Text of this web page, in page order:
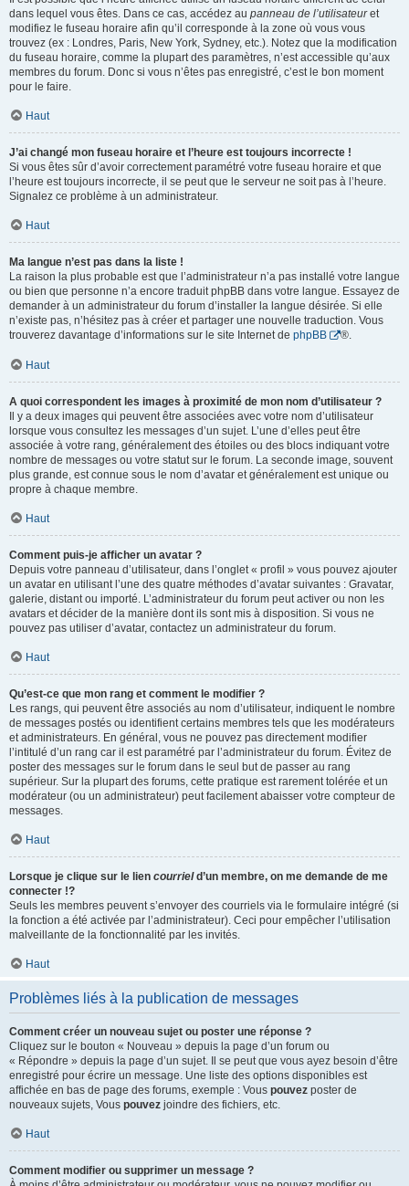
dans lequel vous êtes. Dans ce cas, accédez au panneau de l’utilisateuret
modifiez le fuseau horaire afin qu’il corresponde à la zone où vous vous
trouvez (ex : Londres, Paris, New York, Sydney, etc.). Notez que la modification
du fuseau horaire, comme la plupart des paramètres, n’est accessible qu’aux
membres du forum. Donc si vous n’êtes pas enregistré, c’est le bon moment
pour le faire.
Haut
J’ai changé mon fuseau horaire et l’heure est toujours incorrecte !
Si vous êtes sûr d’avoir correctement paramétré votre fuseau horaire et que
l’heure est toujours incorrecte, il se peut que le serveur ne soit pas à l’heure.
Signalez ce problème à un administrateur.
Haut
Ma langue n’est pas dans la liste !
La raison la plus probable est que l’administrateur n’a pas installé votre langue
ou bien que personne n’a encore traduit phpBB dans votre langue. Essayez de
demander à un administrateur du forum d’installer la langue désirée. Si elle
n’existe pas, n’hésitez pas à créer et partager une nouvelle traduction. Vous
trouverez davantage d’informations sur le site Internet de phpBB ®.
Haut
A quoi correspondent les images à proximité de mon nom d’utilisateur ?
Il y a deux images qui peuvent être associées avec votre nom d’utilisateur
lorsque vous consultez les messages d’un sujet. L’une d’elles peut être
associée à votre rang, généralement des étoiles ou des blocs indiquant votre
nombre de messages ou votre statut sur le forum. La seconde image, souvent
plus grande, est connue sous le nom d’avatar et généralement est unique ou
propre à chaque membre.
Haut
Comment puis-je afficher un avatar ?
Depuis votre panneau d’utilisateur, dans l’onglet « profil » vous pouvez ajouter
un avatar en utilisant l’une des quatre méthodes d’avatar suivantes : Gravatar,
galerie, distant ou importé. L’administrateur du forum peut activer ou non les
avatars et décider de la manière dont ils sont mis à disposition. Si vous ne
pouvez pas utiliser d’avatar, contactez un administrateur du forum.
Haut
Qu’est-ce que mon rang et comment le modifier ?
Les rangs, qui peuvent être associés au nom d’utilisateur, indiquent le nombre
de messages postés ou identifient certains membres tels que les modérateurs
et administrateurs. En général, vous ne pouvez pas directement modifier
l’intitulé d’un rang car il est paramétré par l’administrateur du forum. Évitez de
poster des messages sur le forum dans le seul but de passer au rang
supérieur. Sur la plupart des forums, cette pratique est rarement tolérée et un
modérateur (ou un administrateur) peut facilement abaisser votre compteur de
messages.
Haut
Lorsque je clique sur le lien courrield’un membre, on me demande de me
connecter !?
Seuls les membres peuvent s’envoyer des courriels via le formulaire intégré (si
la fonction a été activée par l’administrateur). Ceci pour empêcher l’utilisation
malveillante de la fonctionnalité par les invités.
Haut
Problèmes liés à la publication de messages
Comment créer un nouveau sujet ou poster une réponse ?
Cliquez sur le bouton « Nouveau » depuis la page d’un forum ou
« Répondre » depuis la page d’un sujet. Il se peut que vous ayez besoin d’être
enregistré pour écrire un message. Une liste des options disponibles est
affichée en bas de page des forums, exemple : Vous pouvez poster de
nouveaux sujets, Vous pouvez joindre des fichiers, etc.
Haut
Comment modifier ou supprimer un message ?